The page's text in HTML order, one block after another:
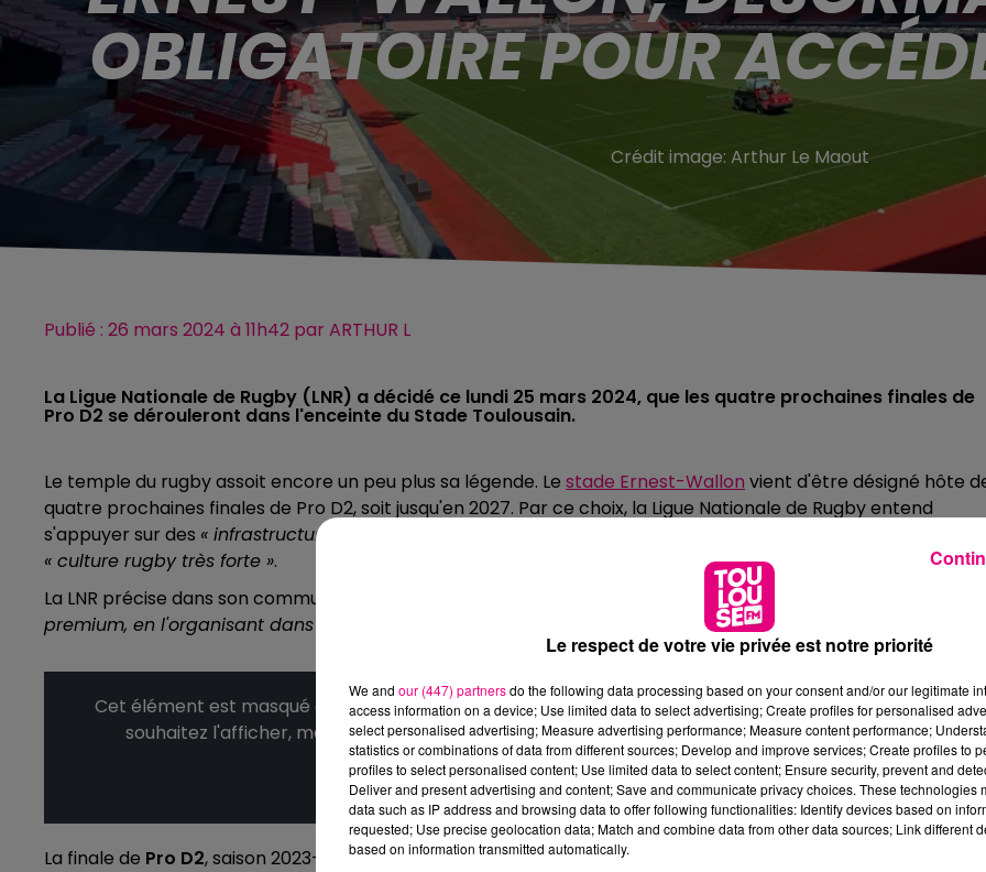
OBLIGATOIRE POUR
Crédit image: Arthur Le Maout
Publié : 26 mars 2024 à 11h42 par ARTHUR L
La Ligue Nationale de Rugby (LNR) a décidé ce lundi 25 mars 2024, que les quatre prochaines finales de
Pro D2 se dérouleront dans l'enceinte du Stade Toulousain.
Le temple du rugby assoit encore un peu plus sa légende. Le stade Ernest-Wallon vient d'être désigné hôte
quatre prochaines finales de Pro D2, soit jusqu'en 2027. Par ce choix, la Ligue Nationale de Rugby entend
s'appuyer sur des « infrastructures de grande qualité »
« culture rugby très forte ».
La LNR précise dans son communiqué, la volonté
d'installer la finale de Pro D2 comme un événement
premium, en l'organisant dans un même stade sur la durée ».
Cet élément est masqué compte-tenu du refus du dépôt de cookies que vous avez exprimé. Si vous
souhaitez l'afficher, merci de nous donner votre accord en cliquant sur le bouton ci-dessous.
Afficher l'élément
La finale de Pro D2, saison 2023-2024, se tiendra lesamedi 8 juin2024
Le respect de votre vie privée est notre priorité
We and our (447) partnersdo the following data processing based on your consent and/or our legitimate
access information on a device; Use limited data to select advertising; Create profiles for personalised
select personalised advertising; Measure advertising performance; Measure content performance;
statistics or combinations of data from different sources; Develop and improve services; Create profiles to
profiles to select personalised content; Use limited data to select content; Ensure security, prevent and
Deliver and present advertising and content; Save and communicate privacy choices. These technologies
data such as IP address and browsing data to offer following functionalities: Identify devices based on
requested; Use precise geolocation data; Match and combine data from other data sources; Link different
based on information transmitted automatically.